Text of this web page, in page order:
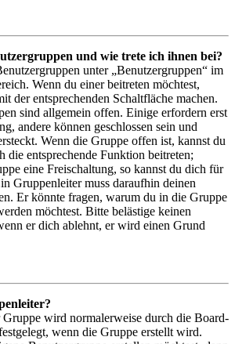
und wie trete ich ihnen bei?
unter „Benutzergruppen“ im
Wenn du einer beitreten möchtest,
der entsprechenden Schaltfläche machen.
sind allgemein offen. Einige erfordern erst
andere können geschlossen sein und
Wenn die Gruppe offen ist, kannst du
die entsprechende Funktion beitreten;
eine Freischaltung, so kannst du dich für
Gruppenleiter muss daraufhin deinen
Er könnte fragen, warum du in die Gruppe
möchtest. Bitte belästige keinen
er dich ablehnt, er wird einen Grund
wird normalerweise durch die Board-
wenn die Gruppe erstellt wird.